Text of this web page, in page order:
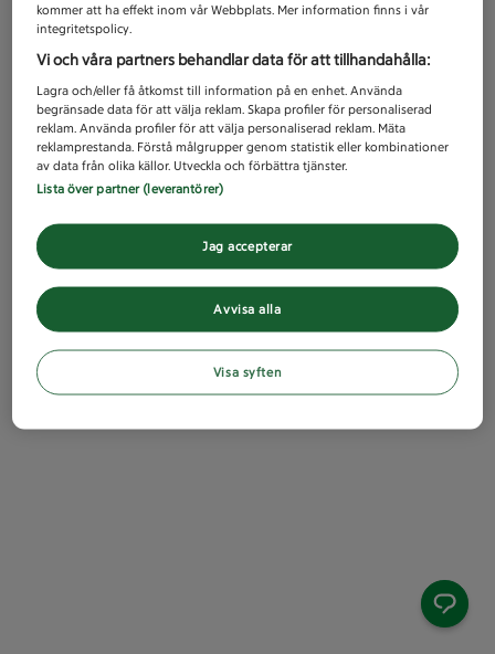
kommer att ha effekt inom vår Webbplats. Mer information finns i vår
integritetspolicy.
Vi och våra partners behandlar data för att tillhandahålla:
Lagra och/eller få åtkomst till information på en enhet. Använda
begränsade data för att välja reklam. Skapa profiler för personaliserad
reklam. Använda profiler för att välja personaliserad reklam. Mäta
reklamprestanda. Förstå målgrupper genom statistik eller kombinationer
av data från olika källor. Utveckla och förbättra tjänster.
Lista över partner (leverantörer)
Avvisa alla
Jag accepterar
Visa syften